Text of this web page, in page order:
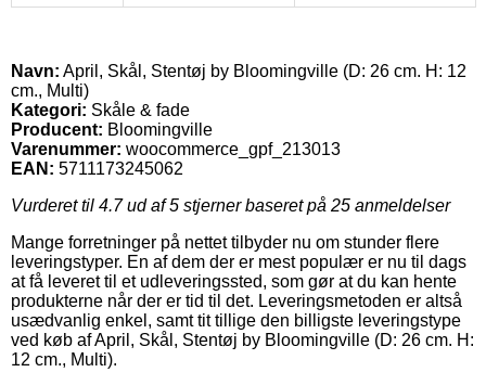
Navn: April, Skål, Stentøj by Bloomingville (D: 26 cm. H: 12
cm., Multi)
Kategori: Skåle & fade
Producent: Bloomingville
Varenummer: woocommerce_gpf_213013
EAN: 5711173245062
Vurderet til 4.7ud af 5 stjerner baseret på 25 anmeldelser
Mange forretninger på nettet tilbyder nu om stunder flere
leveringstyper. En af dem der er mest populær er nu til dags
at få leveret til et udleveringssted, som gør at du kan hente
produkterne når der er tid til det. Leveringsmetoden er altså
usædvanlig enkel, samt tit tillige den billigste leveringstype
ved køb af April, Skål, Stentøj by Bloomingville (D: 26 cm. H:
12 cm., Multi).